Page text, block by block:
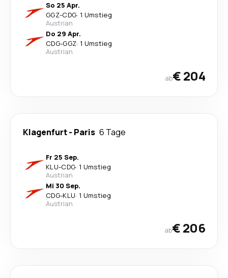
So 25 Apr.
GGZ-CDG· 1 Umstieg
Austrian
Do 29 Apr.
CDG-GGZ· 1 Umstieg
Austrian
ab€ 204
Klagenfurt- Paris 6 Tage
Fr 25 Sep.
KLU-CDG· 1 Umstieg
Austrian
Mi 30 Sep.
CDG-KLU· 1 Umstieg
Austrian
ab€ 206